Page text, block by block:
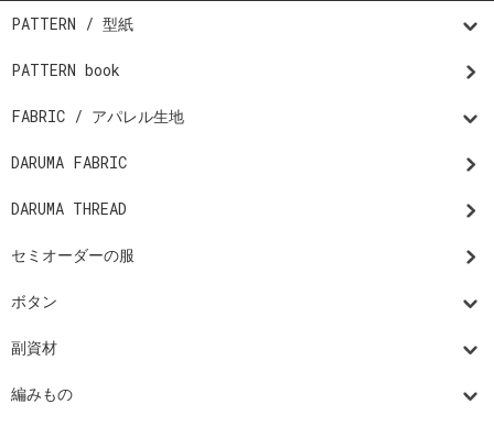
PATTERN / 型紙
PATTERN book
FABRIC / アパレル生地
DARUMA FABRIC
DARUMA THREAD
セミオーダーの服
ボタン
副資材
編みもの